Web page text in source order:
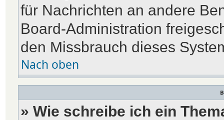
für Nachrichten an andere
Board-Administration
den Missbrauch dieses
Nach oben
» Wie schreibe ich ein